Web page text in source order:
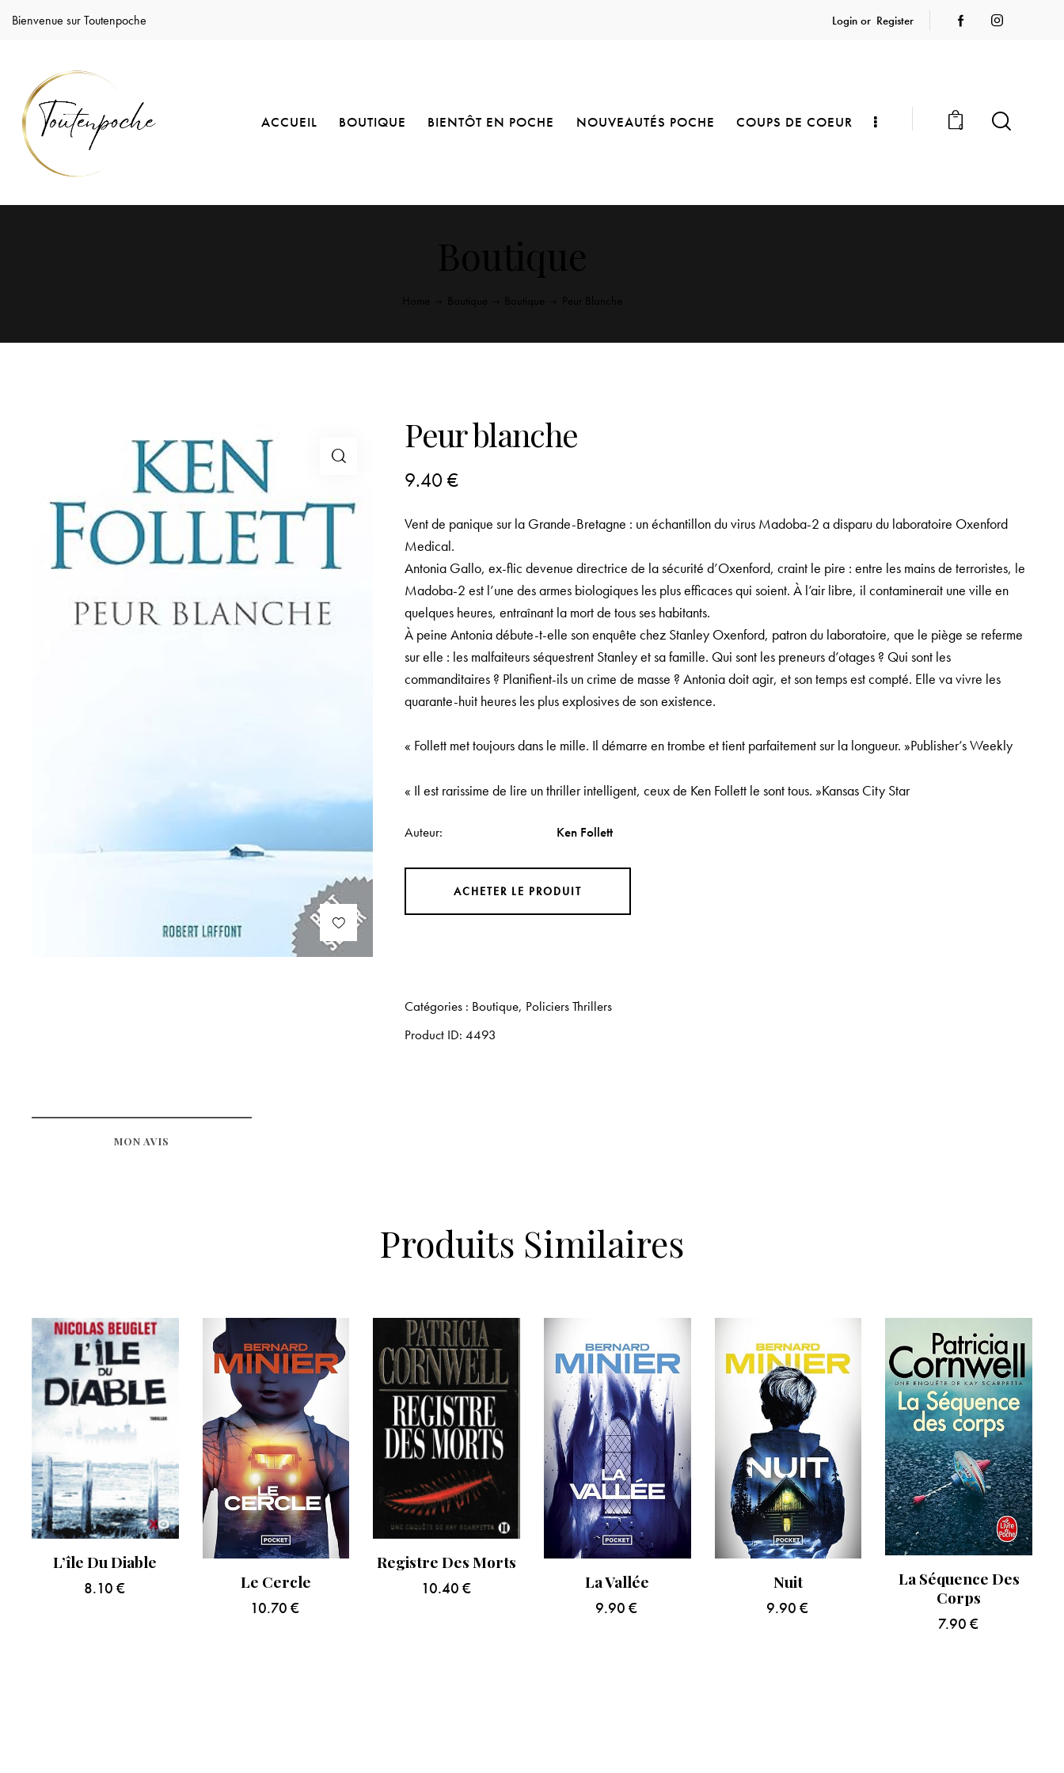
Bienvenue sur Toutenpoche Login or Register
ACCUEIL BOUTIQUE BIENTÔT EN POCHE NOUVEAUTÉS POCHE COUPS DE COEUR 0
Peur blanche
9.40€
Vent de panique sur la Grande-Bretagne : un échantillon du virus Madoba-2 a disparu du laboratoire Oxenford
Medical.
Antonia Gallo, ex-flic devenue directrice de la sécurité d’Oxenford, craint le pire : entre les mains de terroristes, le
Madoba-2 est l’une des armes biologiques les plus efficaces qui soient. À l’air libre, il contaminerait une ville en
quelques heures, entraînant la mort de tous ses habitants.
À peine Antonia débute-t-elle son enquête chez Stanley Oxenford, patron du laboratoire, que le piège se referme
sur elle : les malfaiteurs séquestrent Stanley et sa famille. Qui sont les preneurs d’otages ? Qui sont les
commanditaires ? Planifient-ils un crime de masse ? Antonia doit agir, et son temps est compté. Elle va vivre les
quarante-huit heures les plus explosives de son existence.
« Follett met toujours dans le mille. Il démarre en trombe et tient parfaitement sur la longueur. »Publisher’s Weekly
« Il est rarissime de lire un thriller intelligent, ceux de Ken Follett le sont tous. »Kansas City Star
Auteur Ken Follett
ACHETER LE PRODUIT
Catégories : Boutique, Policiers Thrillers
Product ID:4493
MON AVIS
Produits Similaires
L’île Du Diable
8.10 € Le Cercle
10.70€
Registre Des Morts
10.40 € La Vallée
9.90€
Nuit
9.90 €
La Séquence Des
Corps
7.90 €